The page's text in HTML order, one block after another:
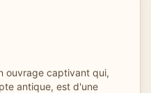
ouvrage captivant qui,
antique, est d'une